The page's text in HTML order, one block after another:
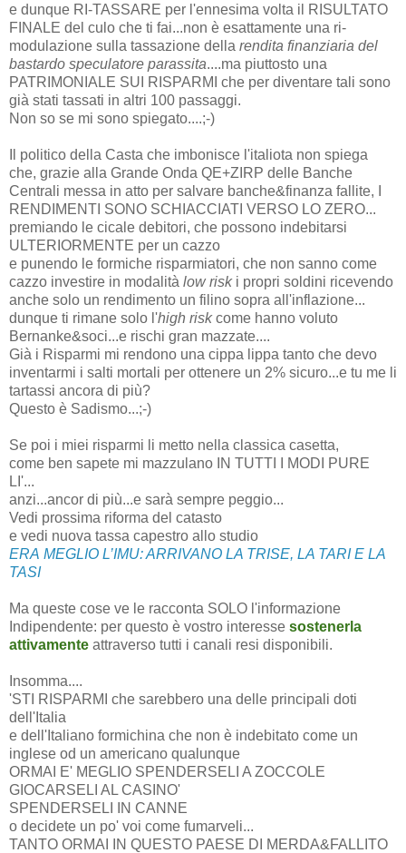
e dunque RI-TASSARE per l'ennesima volta il RISULTATO
FINALE del culo che ti fai...non è esattamente una ri-
modulazione sulla tassazione della rendita finanziaria del
bastardo speculatore parassita....ma piuttosto una
PATRIMONIALE SUI RISPARMI che per diventare tali sono
già stati tassati in altri 100 passaggi.
Non so se mi sono spiegato....;-)
Il politico della Casta che imbonisce l'italiota non spiega
che, grazie alla Grande Onda QE+ZIRP delle Banche
Centrali messa in atto per salvare banche&finanza fallite, I
RENDIMENTI SONO SCHIACCIATI VERSO LO ZERO...
premiando le cicale debitori, che possono indebitarsi
ULTERIORMENTE per un cazzo
e punendo le formiche risparmiatori, che non sanno come
cazzo investire in modalità low riski propri soldini ricevendo
anche solo un rendimento un filino sopra all'inflazione...
dunque ti rimane solo l'high riskcome hanno voluto
Bernanke&soci...e rischi gran mazzate....
Già i Risparmi mi rendono una cippa lippa tanto che devo
inventarmi i salti mortali per ottenere un 2% sicuro...e tu me li
tartassi ancora di più?
Questo è Sadismo...;-)
Se poi i miei risparmi li metto nella classica casetta,
come ben sapete mi mazzulano IN TUTTI I MODI PURE
LI'...
anzi...ancor di più...e sarà sempre peggio...
Vedi prossima riforma del catasto
e vedi nuova tassa capestro allo studio
ERA MEGLIO L’IMU: ARRIVANO LA TRISE, LA TARI E LA
TASI
Ma queste cose ve le racconta SOLO l'informazione
Indipendente: per questo è vostro interesse sostenerla
attivamente attraverso tutti i canali resi disponibili.
Insomma....
'STI RISPARMI che sarebbero una delle principali doti
dell'Italia
e dell'Italiano formichina che non è indebitato come un
inglese od un americano qualunque
ORMAI E' MEGLIO SPENDERSELI A ZOCCOLE
GIOCARSELI AL CASINO'
SPENDERSELI IN CANNE
o decidete un po' voi come fumarveli...
TANTO ORMAI IN QUESTO PAESE DI MERDA&FALLITO